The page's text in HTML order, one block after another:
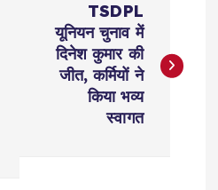
TSDPL
यूनियन चुनाव में
दिनेश कुमार की
जीत, कर्मियों ने
किया भव्य
स्वागत